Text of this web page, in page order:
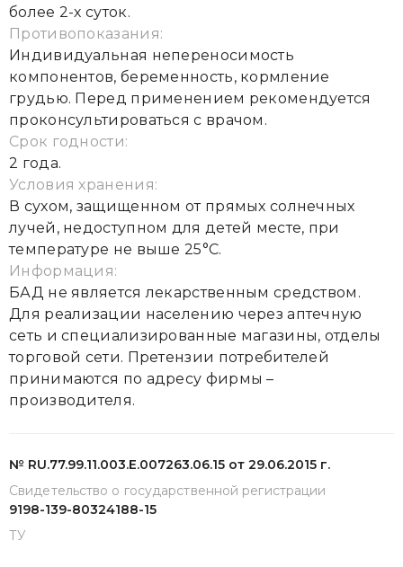
более 2-х суток.
Противопоказания:
Индивидуальная непереносимость
компонентов, беременность, кормление
грудью. Перед применением рекомендуется
проконсультироваться с врачом.
Срок годности:
2 года.
Условия хранения:
В сухом, защищенном от прямых солнечных
лучей, недоступном для детей месте, при
температуре не выше 25°С.
Информация:
БАД не является лекарственным средством.
Для реализации населению через аптечную
сеть и специализированные магазины, отделы
торговой сети. Претензии потребителей
принимаются по адресу фирмы –
производителя.
№ RU.77.99.11.003.Е.007263.06.15 от 29.06.2015 г.
Свидетельство о государственной регистрации
9198-139-80324188-15
ТУ